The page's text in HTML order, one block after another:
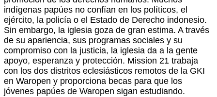
indígenas papúes no confían en los políticos, el
ejército, la policía o el Estado de Derecho indonesio.
Sin embargo, la iglesia goza de gran estima. A través
de su apariencia, sus programas sociales y su
compromiso con la justicia, la iglesia da a la gente
apoyo, esperanza y protección. Mission 21 trabaja
con los dos distritos eclesiásticos remotos de la GKI
en Waropen y proporciona becas para que los
jóvenes papúes de Waropen sigan estudiando.